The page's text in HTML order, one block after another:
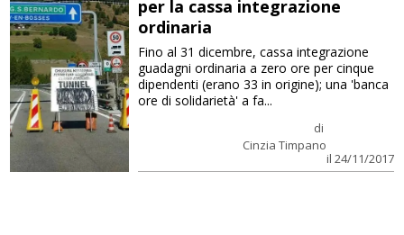
per la cassa integrazione
ordinaria
di
Cinzia Timpano
il 24/11/2017
Fino al 31 dicembre, cassa integrazione
guadagni ordinaria a zero ore per cinque
dipendenti (erano 33 in origine); una 'banca
ore di solidarietà' a fa...